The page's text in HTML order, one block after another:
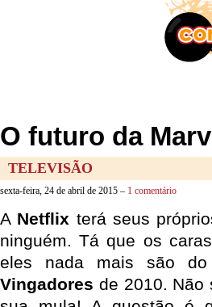
O futuro da
TELEVISÃO
sexta-feira, 24 de abril de 2015 – 1 comentário
A Netflix terá seus
ninguém. Tá que os
eles nada mais são
Vingadores de 2010. Não